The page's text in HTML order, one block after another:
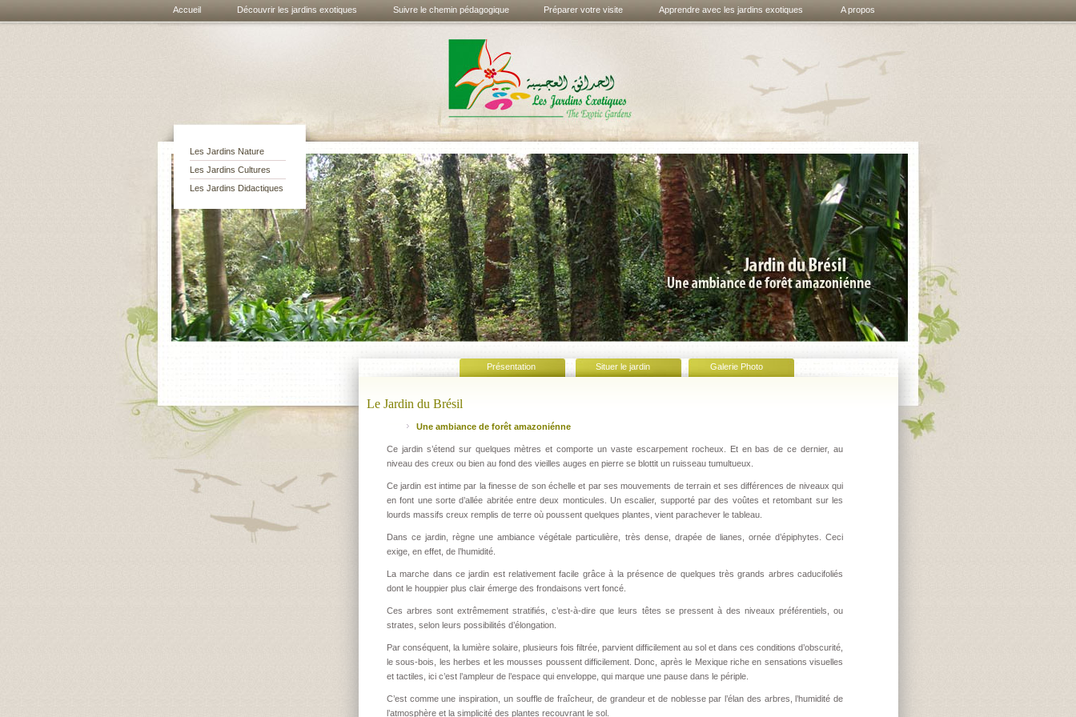
Accueil Découvrir les jardins exotiques Suivre le chemin pédagogique Préparer votre visite Apprendre avec les jardins exotiques A propos
Les jardins
exotiques de
Bouknadel
Les Jardins Nature
Les Jardins Cultures
Les Jardins Didactiques
Présentation Situer le jardin Galerie Photo
Le Jardin du Brésil
Une ambiance de forêt amazoniénne
Ce jardin s’étend sur quelques mètres et comporte un vaste escarpement rocheux. Et en bas de ce dernier, au
niveau des creux ou bien au fond des vieilles auges en pierre se blottit un ruisseau tumultueux.
Ce jardin est intime par la finesse de son échelle et par ses mouvements de terrain et ses différences de niveaux qui
en font une sorte d’allée abritée entre deux monticules. Un escalier, supporté par des voûtes et retombant sur les
lourds massifs creux remplis de terre où poussent quelques plantes, vient parachever le tableau.
Dans ce jardin, règne une ambiance végétale particulière, très dense, drapée de lianes, ornée d’épiphytes. Ceci
exige, en effet, de l’humidité.
La marche dans ce jardin est relativement facile grâce à la présence de quelques très grands arbres caducifoliés
dont le houppier plus clair émerge des frondaisons vert foncé.
Ces arbres sont extrêmement stratifiés, c’est-à-dire que leurs têtes se pressent à des niveaux préférentiels, ou
strates, selon leurs possibilités d’élongation.
Par conséquent, la lumière solaire, plusieurs fois filtrée, parvient difficilement au sol et dans ces conditions d’obscurité,
le sous-bois, les herbes et les mousses poussent difficilement. Donc, après le Mexique riche en sensations visuelles
et tactiles, ici c’est l’ampleur de l’espace qui enveloppe, qui marque une pause dans le périple.
C’est comme une inspiration, un souffle de fraîcheur, de grandeur et de noblesse par l’élan des arbres, l’humidité de
l’atmosphère et la simplicité des plantes recouvrant le sol.